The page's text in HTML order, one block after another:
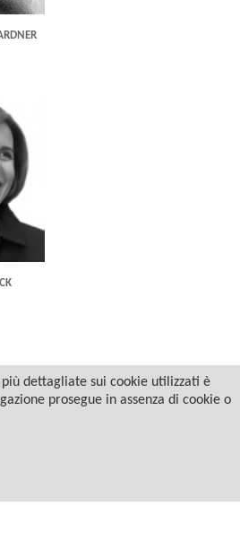
dettagliate sui cookie utilizzati è
prosegue in assenza di cookie o